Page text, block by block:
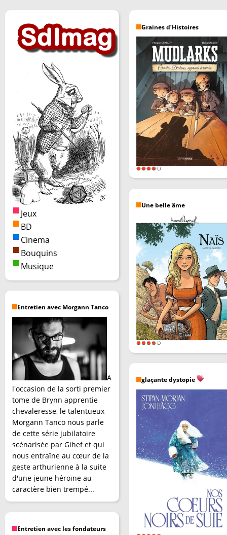
Jeux
BD
Cinema
Bouquins
Musique
Entretien avec Morgann Tanco
A
l'occasion de la sorti premier
tome de Brynn apprentie
chevaleresse, le talentueux
Morgann Tanco nous parle
de cette série jubilatoire
scénarisée par Gihef et qui
nous entraîne au cœur de la
geste arthurienne à la suite
d'une jeune héroïne au
caractère bien trempé...
Entretien avec les fondateurs
Graines d’Histoires
Une belle âme
glaçante dystopie